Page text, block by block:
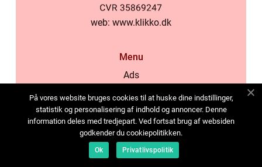
web: www.klikko.dk
Menu
Ads
Cookies
Contact
Sitemap
På vores website bruges cookies til at huske dine indstillinger,
statistik og personalisering af indhold og annoncer. Denne
information deles med tredjepart. Ved fortsat brug af websiden
godkender du cookiepolitikken.
Ok Privatlivspolitik